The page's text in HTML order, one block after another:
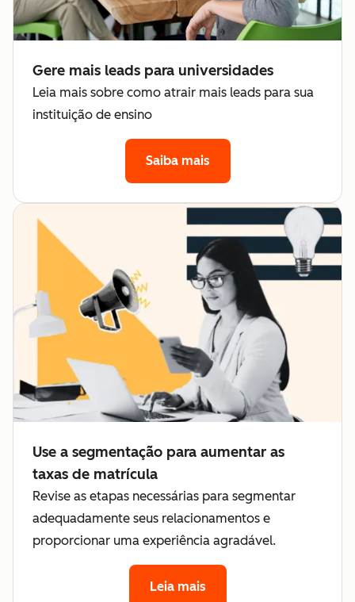
Gere mais leads para universidades
Leia mais sobre como atrair mais leads para sua
instituição de ensino
Saiba mais
Use a segmentação para aumentar as
taxas de matrícula
Revise as etapas necessárias para segmentar
adequadamente seus relacionamentos e
proporcionar uma experiência agradável.
Leia mais